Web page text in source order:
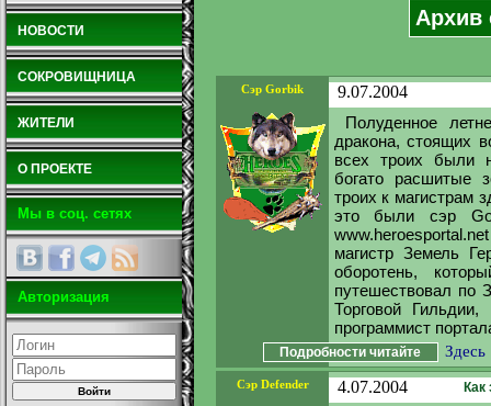
НОВОСТИ
СОКРОВИЩНИЦА
ЖИТЕЛИ
О ПРОЕКТЕ
Мы в соц. сетях
Авторизация
Архив
Сэр Gorbik
9.07.2004
Полуденное
дракона, стоящих
всех троих были
богато расшитые
троих к магистрам
это были cэр
магистр Земель
оборотень,
путешествовал по
Торговой
программист
Подробности читайте Здесь
Сэр Defender 4.07.2004 Как